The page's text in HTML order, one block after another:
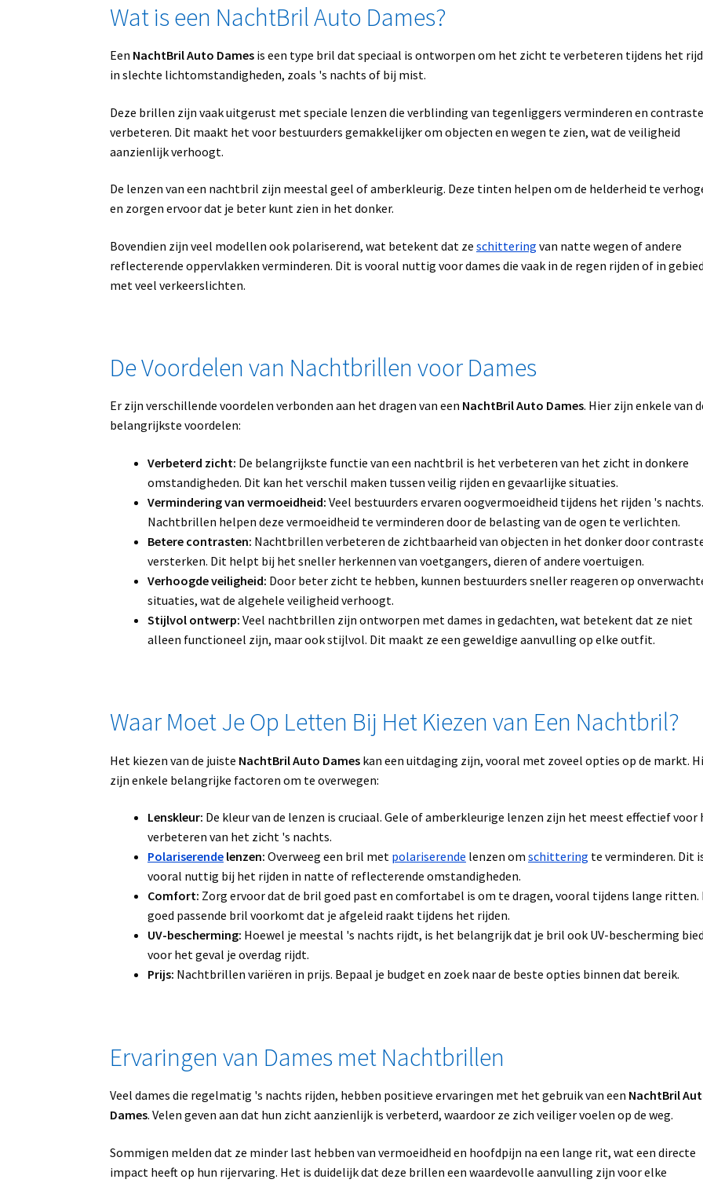
Wat is een NachtBril Auto Dames?
Een NachtBril Auto Dames is een type bril dat speciaal is ontworpen om het zicht te verbeteren tijdens het
in slechte lichtomstandigheden, zoals 's nachts of bij mist.
Deze brillen zijn vaak uitgerust met speciale lenzen die verblinding van tegenliggers verminderen en
verbeteren. Dit maakt het voor bestuurders gemakkelijker om objecten en wegen te zien, wat de veiligheid
aanzienlijk verhoogt.
De lenzen van een nachtbril zijn meestal geel of amberkleurig. Deze tinten helpen om de helderheid te
en zorgen ervoor dat je beter kunt zien in het donker.
Bovendien zijn veel modellen ook polariserend, wat betekent dat zeschittering van natte wegen of andere
reflecterende oppervlakken verminderen. Dit is vooral nuttig voor dames die vaak in de regen rijden of in
met veel verkeerslichten.
De Voordelen van Nachtbrillen voor Dames
Er zijn verschillende voordelen verbonden aan het dragen van een NachtBril Auto Dames. Hier zijn enkele van
belangrijkste voordelen:
Verbeterd zicht: De belangrijkste functie van een nachtbril is het verbeteren van het zicht in donkere
omstandigheden. Dit kan het verschil maken tussen veilig rijden en gevaarlijke situaties.
Vermindering van vermoeidheid: Veel bestuurders ervaren oogvermoeidheid tijdens het rijden 's nachts.
Nachtbrillen helpen deze vermoeidheid te verminderen door de belasting van de ogen te verlichten.
Betere contrasten: Nachtbrillen verbeteren de zichtbaarheid van objecten in het donker door
versterken. Dit helpt bij het sneller herkennen van voetgangers, dieren of andere voertuigen.
Verhoogde veiligheid: Door beter zicht te hebben, kunnen bestuurders sneller reageren op
situaties, wat de algehele veiligheid verhoogt.
Stijlvol ontwerp: Veel nachtbrillen zijn ontworpen met dames in gedachten, wat betekent dat ze niet
alleen functioneel zijn, maar ook stijlvol. Dit maakt ze een geweldige aanvulling op elke outfit.
Waar Moet Je Op Letten Bij Het Kiezen van Een Nachtbril?
Het kiezen van de juiste NachtBril Auto Dames kan een uitdaging zijn, vooral met zoveel opties op de markt.
zijn enkele belangrijke factoren om te overwegen:
Lenskleur: De kleur van de lenzen is cruciaal. Gele of amberkleurige lenzen zijn het meest effectief voor
verbeteren van het zicht 's nachts.
Polariserende lenzen: Overweeg een bril met polariserende lenzen omschittering te verminderen. Dit
vooral nuttig bij het rijden in natte of reflecterende omstandigheden.
Comfort: Zorg ervoor dat de bril goed past en comfortabel is om te dragen, vooral tijdens lange ritten.
goed passende bril voorkomt dat je afgeleid raakt tijdens het rijden.
UV-bescherming: Hoewel je meestal 's nachts rijdt, is het belangrijk dat je bril ook UV-bescherming
voor het geval je overdag rijdt.
Prijs: Nachtbrillen variëren in prijs. Bepaal je budget en zoek naar de beste opties binnen dat bereik.
Ervaringen van Dames met Nachtbrillen
Veel dames die regelmatig 's nachts rijden, hebben positieve ervaringen met het gebruik van een NachtBril
Dames. Velen geven aan dat hun zicht aanzienlijk is verbeterd, waardoor ze zich veiliger voelen op de weg.
Sommigen melden dat ze minder last hebben van vermoeidheid en hoofdpijn na een lange rit, wat een directe
impact heeft op hun rijervaring. Het is duidelijk dat deze brillen een waardevolle aanvulling zijn voor elke